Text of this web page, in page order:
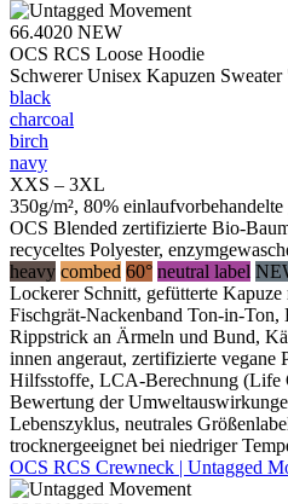
66.4020 NEW
OCS RCS Loose Hoodie
Schwerer Unisex Kapuzen
black
charcoal
birch
navy
XXS – 3XL
350g/m², 80%
OCS Blended zertifizierte Bio-
recyceltes Polyester,
heavy combed 60° neutral label
Lockerer Schnitt, gefütterte
Fischgrät-Nackenband Ton-in-Ton,
Rippstrick an Ärmeln und Bund,
innen angeraut, zertifizierte vegane
Hilfsstoffe, LCA-Berechnung (Life
Bewertung der
Lebenszyklus, neutrales
trocknergeeignet bei niedriger
OCS RCS Crewneck | Untagged